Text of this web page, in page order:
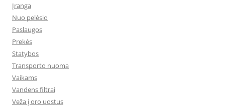
Įranga
Nuo pelėsio
Paslaugos
Prekės
Statybos
Transporto nuoma
Vaikams
Vandens filtrai
Veža į oro uostus